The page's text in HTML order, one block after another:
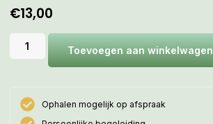
€13,00
Toevoegen aan winkelwagen
Ophalen mogelijk op afspraak